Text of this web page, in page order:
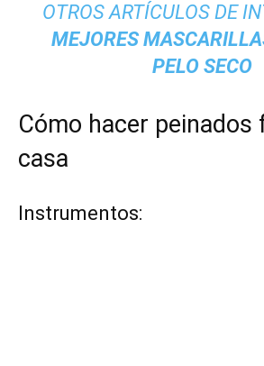
OTROS ARTÍCULOS DE
MEJORES
PELO SECO
Cómo hacer peinados
casa
Instrumentos: